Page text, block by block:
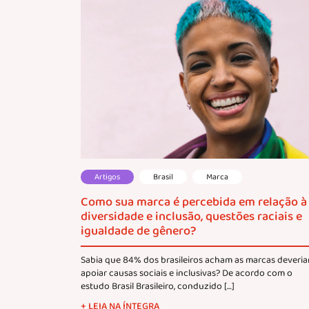
Artigos Brasil Marca
Como sua marca é percebida em relação à
diversidade e inclusão, questões raciais e
igualdade de gênero?
Sabia que 84% dos brasileiros acham as marcas
apoiar causas sociais e inclusivas? De acordo com o
estudo Brasil Brasileiro, conduzido […]
+ LEIA NA ÍNTEGRA